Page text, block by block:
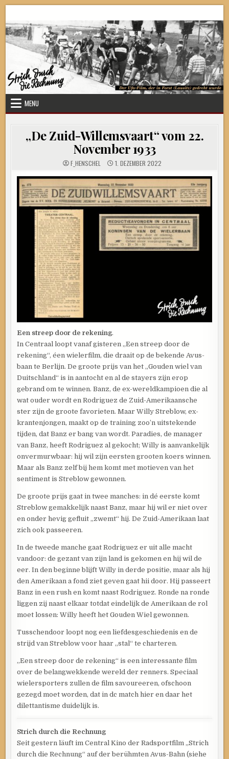
content
Strich durch die Rechnung
MENU
„De Zuid-Willemsvaart“ vom 22.
November 1933
F_HENSCHEL 1. DEZEMBER 2022
Een streep door de rekening.
In Centraal loopt vanaf gisteren „Een streep door de
rekening“, éen wielerfilm, die draait op de bekende Avus-
baan te Berlijn. De groote prijs van het „Gouden wiel van
Duitschland“ is in aantocht en al de stayers zijn erop
gebrand om te winnen. Banz, de ex-wereldkampioen die al
wat ouder wordt en Rodriguez de Zuid-Amerikaansche
ster zijn de groote favorieten. Maar Willy Streblow, ex-
krantenjongen, maakt op de training zoo’n uitstekende
tijden, dat Banz er bang van wordt. Paradies, de manager
van Banz, heeft Rodriguez al gekocht; Willy is aanvankelijk
onvermurwbaar: hij wil zijn eersten grooten koers winnen.
Maar als Banz zelf bij hem komt met motieven van het
sentiment is Streblow gewonnen.
De groote prijs gaat in twee manches: in dé eerste komt
Streblow gemakkelijk naast Banz, maar hij wil er niet over
en onder hevig gefluit „zwemt“ hij. De Zuid-Amerikaan laat
zich ook passeeren.
In de tweede manche gaat Rodriguez er uit alle macht
vandoor: de gezant van zijn land is gekomen en hij wil de
eer. In den beginne blijft Willy in derde positie, maar als hij
den Amerikaan a fond ziet geven gaat hii door. Hij passeert
Banz in een rush en komt naast Rodriguez. Ronde na ronde
liggen zij naast elkaar totdat eindelijk de Amerikaan de rol
moet lossen: Willy heeft het Gouden Wiel gewonnen.
Tusschendoor loopt nog een liefdesgeschiedenis en de
strijd van Streblow voor haar „stal“ te charteren.
„Een streep door de rekening“ is een interessante film
over de belangwekkende wereld der renners. Speciaal
wielersporters zullen de film savoureeren, ofschoon
gezegd moet worden, dat in dc match hier en daar het
dilettantisme duidelijk is.
Strich durch die Rechnung
Seit gestern läuft im Central Kino der Radsportfilm „Strich
durch die Rechnung“ auf der berühmten Avus-Bahn (siehe